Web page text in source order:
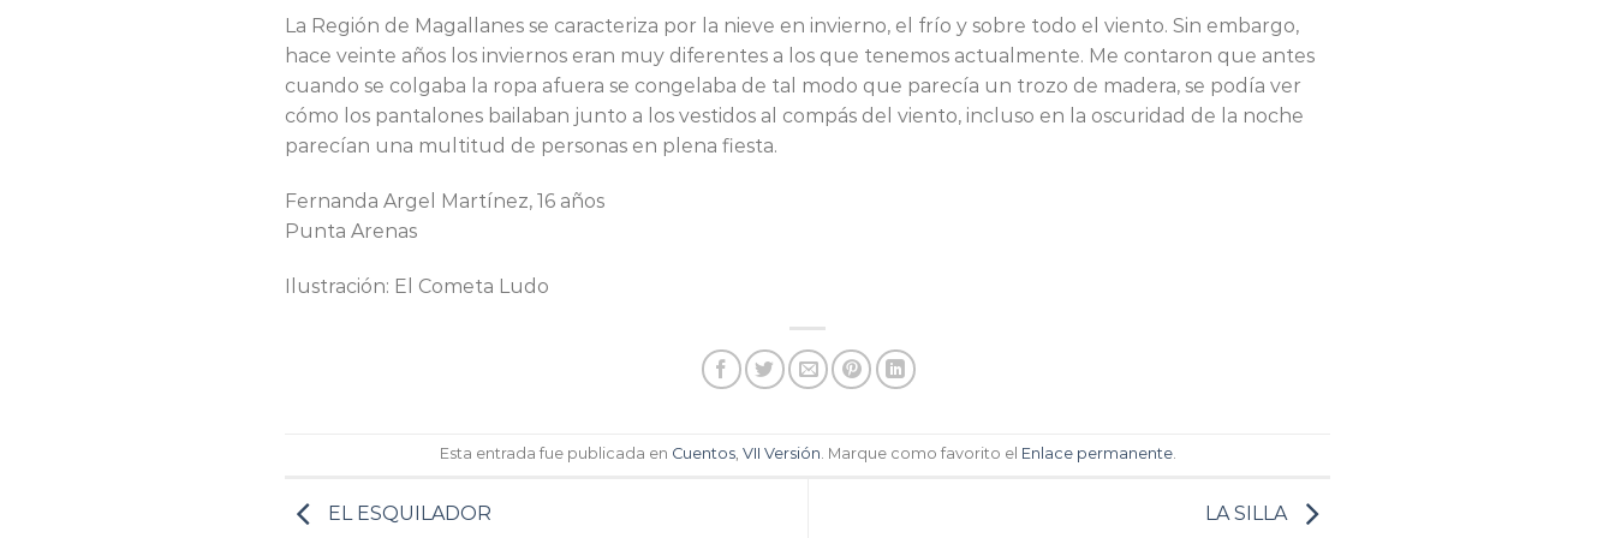
La Región de Magallanes se caracteriza por la nieve en invierno, el frío y sobre todo el viento. Sin embargo,
hace veinte años los inviernos eran muy diferentes a los que tenemos actualmente. Me contaron que antes
cuando se colgaba la ropa afuera se congelaba de tal modo que parecía un trozo de madera, se podía ver
cómo los pantalones bailaban junto a los vestidos al compás del viento, incluso en la oscuridad de la noche
parecían una multitud de personas en plena fiesta.
Fernanda Argel Martínez, 16 años
Punta Arenas
Ilustración: El Cometa Ludo
Esta entrada fue publicada en Cuentos, VII Versión. Marque como favorito el Enlace permanente.
EL ESQUILADOR LA SILLA